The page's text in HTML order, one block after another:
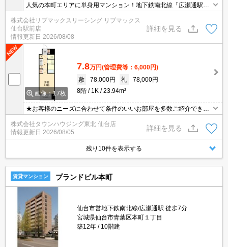
人気の本町エリアに単身用マンション！地下鉄南北線「広瀬通駅」
まで徒歩4分、仙台駅まで徒歩10分の好立地！インターネット無料
☆安心のオートロック・TVインターホン付いてます。仲介手数料は
賃料の0.55ヶ月分です♪初期費用クレジット決済対応♪
株式会社リブマックスリーシング リブマックス
仙台駅前店
情報更新日 2026/08/08
詳細を見る
画像：17枚
7.8万円(管理費等：6,000円)
敷
78,000円 礼
78,000円
8階
1K 23.94m²
★お客様のニーズに合わせて条件のいいお部屋を多数ご紹介できま
す★賃貸物件のお部屋探しはタウンハウジングへ
株式会社タウンハウジング東北 仙台店
情報更新日 2026/08/05
詳細を見る
残り10件を表示する
賃貸マンション プランドビル本町
仙台市営地下鉄南北線/広瀬通駅 徒歩7分
宮城県仙台市青葉区本町１丁目
築12年
10階建